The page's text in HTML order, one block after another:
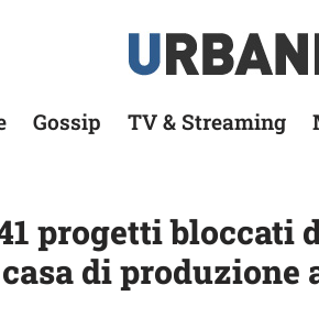
Gossip TV & Streaming
progetti bloccati
di produzione